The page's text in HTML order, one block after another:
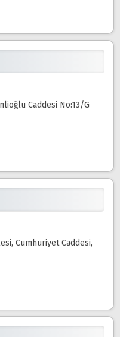
Caddesi No:13/G
Cumhuriyet Caddesi,